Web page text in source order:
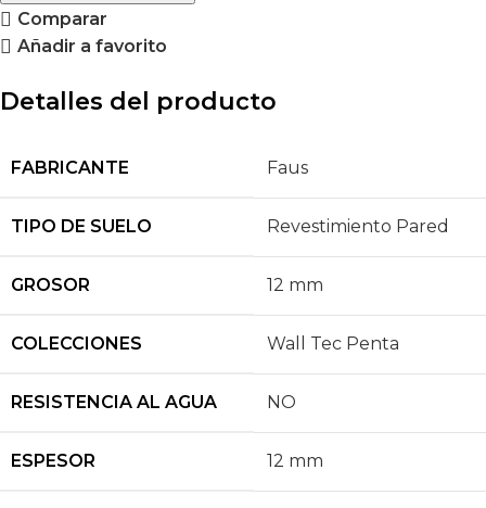
Comparar
Añadir a favorito
Detalles del producto
FABRICANTE Faus
TIPO DE SUELO Revestimiento Pared
GROSOR 12 mm
COLECCIONES Wall Tec Penta
RESISTENCIA AL AGUA NO
ESPESOR 12 mm